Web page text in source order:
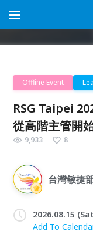
Offline Event
RSG Taipei
從高階主管開
9,933 8
台灣敏捷
2026.08.15
Add To